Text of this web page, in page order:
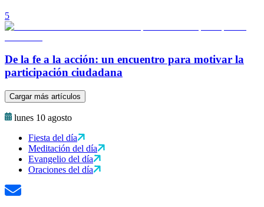
5
De la fe a la acción: un encuentro para motivar la
participación ciudadana
Cargar más artículos
lunes 10 agosto
Fiesta del día
Meditación del día
Evangelio del día
Oraciones del día